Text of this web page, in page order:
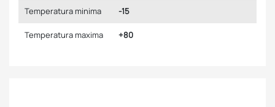
Temperatura minima -15
Temperatura maxima +80